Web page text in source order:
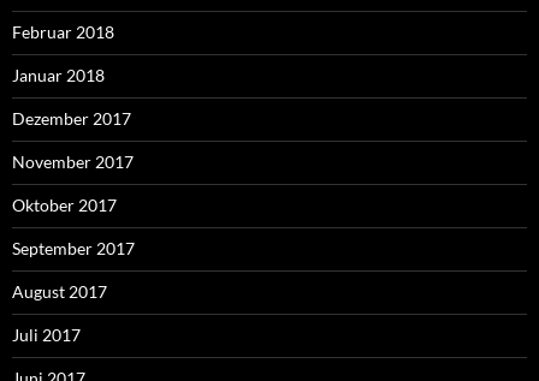
Februar 2018
Januar 2018
Dezember 2017
November 2017
Oktober 2017
September 2017
August 2017
Juli 2017